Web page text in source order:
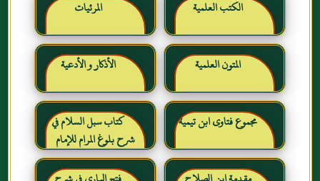
الكتب العلمية المرئيات
المتون العلمية الأذكار و الأدعية
مجموع فتاوى ابن تيمية
كتاب سبل السلام في
شرح بلوغ المرام للإمام
الصنعاني رحمه الله